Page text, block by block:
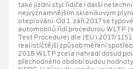
také jízdní styl řidiče i další
nejvýznamnějším skleníkovým
oteplování. Od 1. září 2017 se
automobilů řídí procedurou WLTP
Test Procedure) dle (EU) 2017/
realističtější způsob měření
2018 WLTP zcela nahradí dosud
přechodného období budou